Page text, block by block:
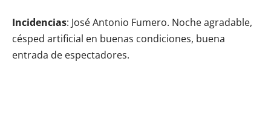
Incidencias: José Antonio Fumero. Noche agradable,
césped artificial en buenas condiciones, buena
entrada de espectadores.